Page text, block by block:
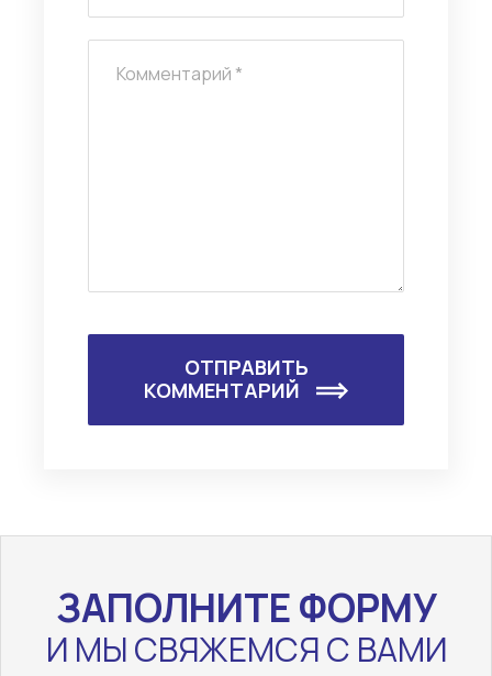
ОТПРАВИТЬ
КОММЕНТАРИЙ
ЗАПОЛНИТЕ ФОРМУ
И МЫ СВЯЖЕМСЯ С ВАМИ